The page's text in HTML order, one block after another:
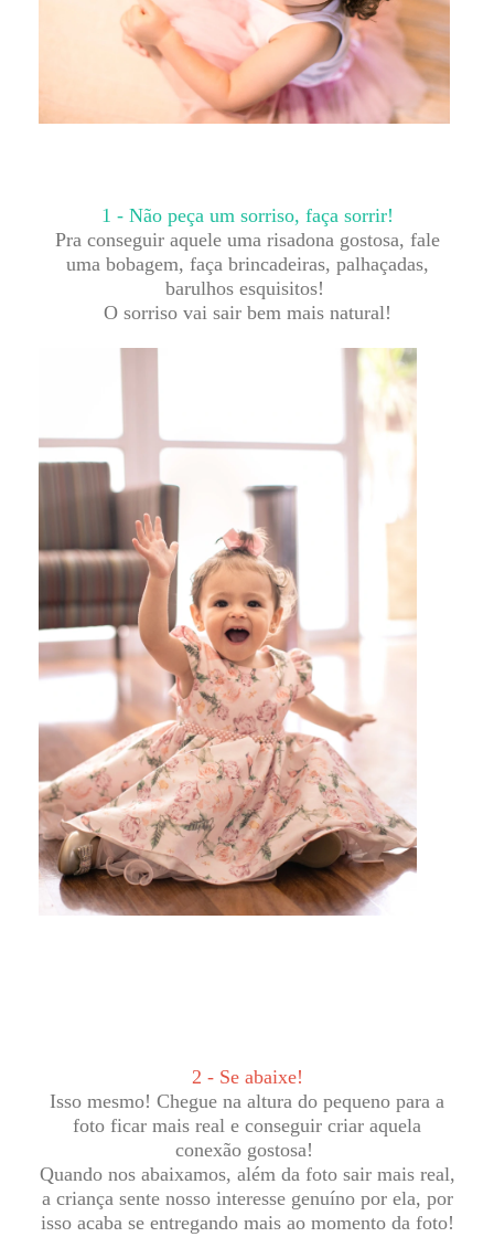
1 - Não peça um sorriso, faça sorrir!
Pra conseguir aquele uma risadona gostosa, fale
uma bobagem, faça brincadeiras, palhaçadas,
barulhos esquisitos!
O sorriso vai sair bem mais natural!
2 - Se abaixe!
Isso mesmo! Chegue na altura do pequeno para a
foto ficar mais real e conseguir criar aquela
conexão gostosa!
Quando nos abaixamos, além da foto sair mais real,
a criança sente nosso interesse genuíno por ela, por
isso acaba se entregando mais ao momento da foto!